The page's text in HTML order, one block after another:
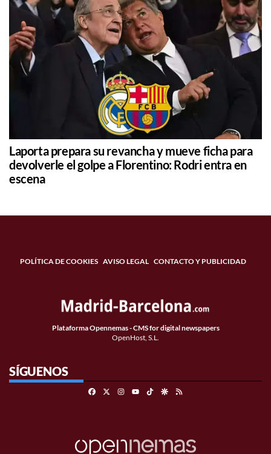
Laporta prepara su revancha y mueve ficha para
devolverle el golpe a Florentino: Rodri entra en
escena
POLÍTICA DE COOKIES AVISO LEGAL CONTACTO Y PUBLICIDAD
Plataforma Opennemas - CMS for digital newspapers
OpenHost, S.L.
SÍGUENOS
FacebookInstagramTikTokGoogle Discover